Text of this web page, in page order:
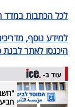
לכל הכתבות במדד
למידע נוסף,
היכנסו לאתר לבנת
עוד ב-